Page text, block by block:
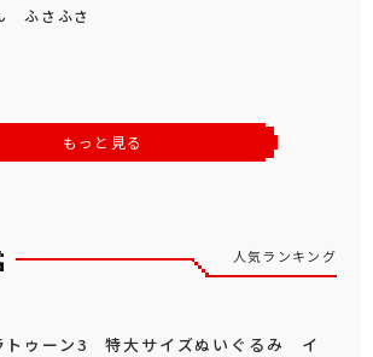
ふさふさ
もっと見る
人気ランキング
トゥーン3 特大サイズぬいぐるみ イ